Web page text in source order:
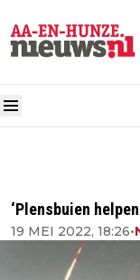
‘Plensbuien
19 MEI 2022, 18:26•